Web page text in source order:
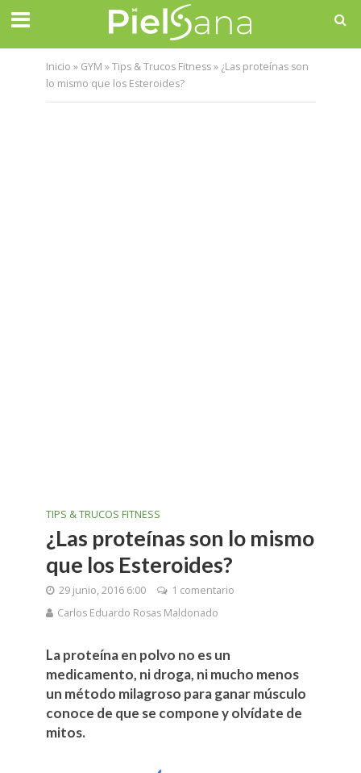
Inicio » GYM »Tips & Trucos Fitness» ¿Las proteínas son
lo mismo que los Esteroides?
TIPS & TRUCOS FITNESS
¿Las proteínas son lo mismo
que los Esteroides?
29 junio, 2016 6:00
1 comentario
Carlos Eduardo Rosas Maldonado
La proteína en polvo no es un
medicamento, ni droga, ni mucho menos
un método milagroso para ganar músculo
conoce de que se compone y olvídate de
mitos.